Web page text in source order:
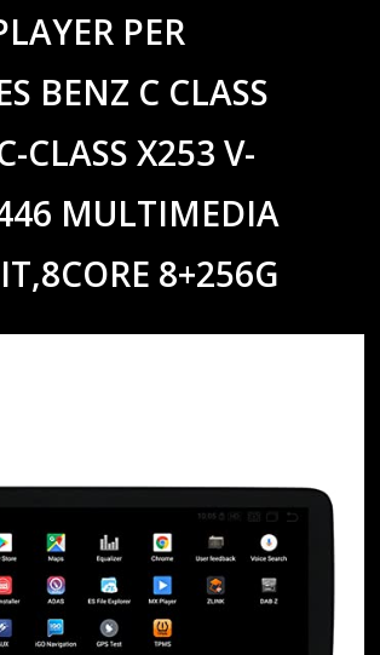
PER
BENZ C CLASS
CLASS X253 V-
MULTIMEDIA
8+256G